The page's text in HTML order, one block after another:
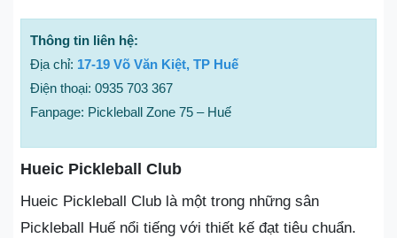
Thông tin liên hệ:
Địa chỉ: 17-19 Võ Văn Kiệt, TP Huế
Điện thoại: 0935 703 367
Fanpage: Pickleball Zone 75 – Huế
Hueic Pickleball Club
Hueic Pickleball Club là một trong những sân
Pickleball Huế nổi tiếng với thiết kế đạt tiêu chuẩn.